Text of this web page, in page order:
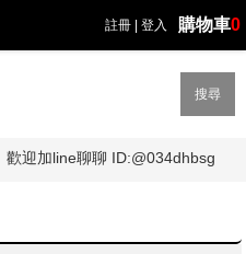
註冊 登入 購物車0
搜尋
歡迎加line聊聊 ID:@034dhbsg